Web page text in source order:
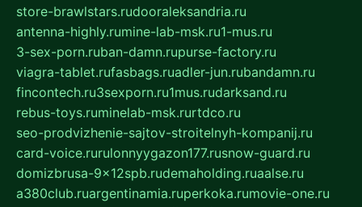
store-brawlstars.rudooraleksandria.ru
antenna-highly.rumine-lab-msk.ru1-mus.ru
3-sex-porn.ruban-damn.rupurse-factory.ru
viagra-tablet.rufasbags.ruadler-jun.rubandamn.ru
fincontech.ru3sexporn.ru1mus.rudarksand.ru
rebus-toys.ruminelab-msk.rurtdco.ru
seo-prodvizhenie-sajtov-stroitelnyh-kompanij.ru
card-voice.rurulonnyygazon177.rusnow-guard.ru
domizbrusa-9x12spb.rudemaholding.ruaalse.ru
a380club.ruargentinamia.ruperkoka.rumovie-one.ru